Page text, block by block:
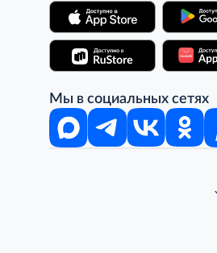
Мы в социальных сетях
Стань клиентом METRO